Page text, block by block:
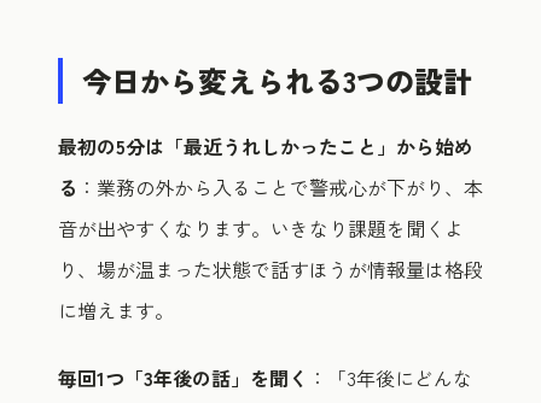
今日から変えられる3つの設計
最初の5分は「最近うれしかったこと」から始め
る ：業務の外から入ることで警戒心が下がり、本
音が出やすくなります。いきなり課題を聞くよ
り、場が温まった状態で話すほうが情報量は格段
に増えます。
毎回1つ「3年後の話」を聞く ：「3年後にどんな